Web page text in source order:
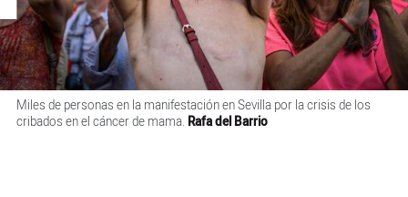
Miles de personas en la manifestación en Sevilla por la crisis de los
cribados en el cáncer de mama. Rafa del Barrio